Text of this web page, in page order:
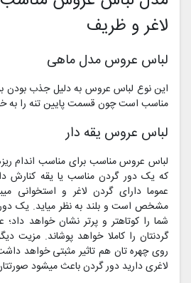
لاغر و ظریف
لباس عروس مدل ماهی
این نوع لباس عروس به دلیل جذب بودن
مناسب است چون قسمت پایین تنه را به
لباس عروس یقه دار
لباس عروس مناسب برای مناسب اندام
که یک دور گردن مناسب یا یقه کنارش
عموما دارای گردن لاغر و استخوانی
مشخص است و بلند به نظر میاید. یک دور
شما را کوتاهتر و پرتر نشان خواهد
گردنتان را کاملا خواهد پوشاند. مزیت
روی چهره تان هم تاثیر مثبتی خواهد
لاغری دارید دور گردن باعث میشود